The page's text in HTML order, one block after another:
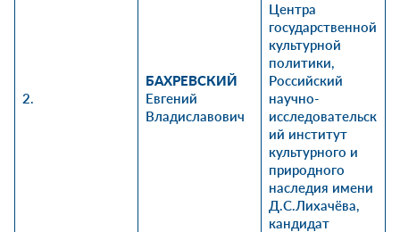
2.
БАХРЕВСКИЙ
Евгений
Владиславович
Центра
государственной
культурной
политики,
Российский
научно-
исследовательск
ий институт
культурного и
природного
наследия имени
Д.С.Лихачёва,
кандидат